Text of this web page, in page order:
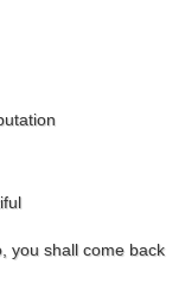
you shall come back